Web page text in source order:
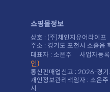
쇼핑몰정보
상호 : (주)체인지유어라이프
주소 : 경기도 포천시 소홀읍
대표자 : 소은주 사업자등
인)
통신판매업신고 : 2026-경
시